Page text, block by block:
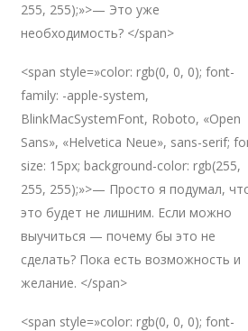
255, 255);»>— Это уже
необходимость? </span>
<span style=»color: rgb(0, 0, 0); font-
family: -apple-system,
BlinkMacSystemFont, Roboto, «Open
Sans», «Helvetica Neue», sans-serif;
size: 15px; background-color: rgb(255,
255, 255);»>— Просто я подумал,
это будет не лишним. Если можно
выучиться — почему бы это не
сделать? Пока есть возможность и
желание. </span>
<span style=»color: rgb(0, 0, 0); font-